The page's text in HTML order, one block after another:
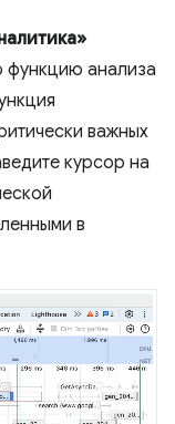
функцию анализа
важных
курсор на
в